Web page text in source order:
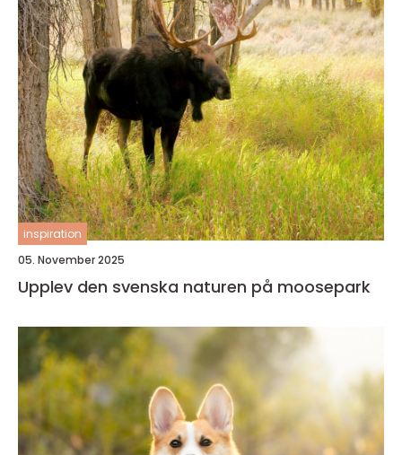
inspiration
05. November 2025
Upplev den svenska naturen på moosepark